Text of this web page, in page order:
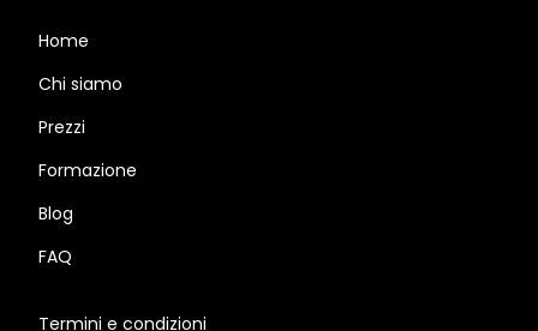
Home
Chi siamo
Prezzi
Formazione
Blog
FAQ
Termini e condizioni